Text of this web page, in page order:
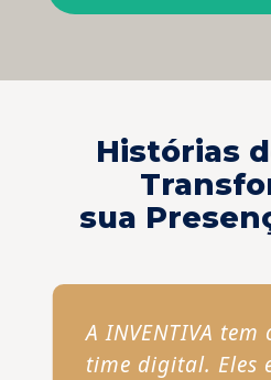
Histórias
sua
A INVENTIVA
time digital. Eles